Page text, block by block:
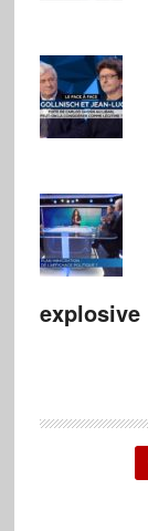
explosive